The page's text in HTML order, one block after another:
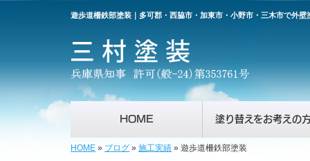
遊歩道柵鉄部塗装｜多可郡・西脇市・加東市・小野市・三木市で外
HOME 塗り替えをお考えの
HOME » ブログ » 施工実績 » 遊歩道柵鉄部塗装